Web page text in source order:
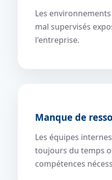
Les
mal supervisés
l'entreprise.
Manque de
Les équipes
toujours du temps
compétences